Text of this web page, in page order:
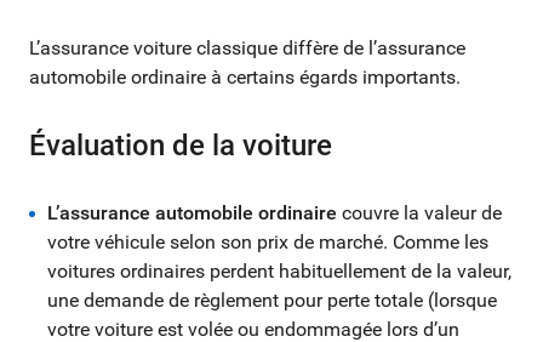
L’assurance voiture classique diffère de l’assurance
automobile ordinaire à certains égards importants.
Évaluation de la voiture
L’assurance automobile ordinaire couvre la valeur de
votre véhicule selon son prix de marché. Comme les
voitures ordinaires perdent habituellement de la valeur,
une demande de règlement pour perte totale (lorsque
votre voiture est volée ou endommagée lors d’un